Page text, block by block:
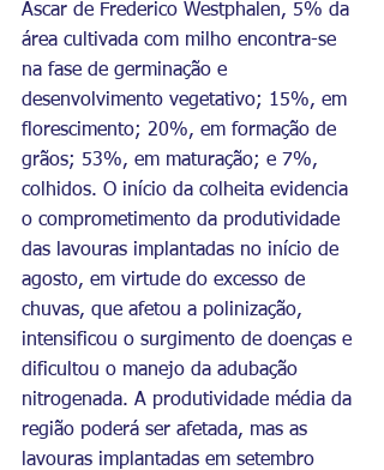
Ascar de Frederico Westphalen, 5% da
área cultivada com milho encontra-se
na fase de germinação e
desenvolvimento vegetativo; 15%, em
florescimento; 20%, em formação de
grãos; 53%, em maturação; e 7%,
colhidos. O início da colheita evidencia
o comprometimento da produtividade
das lavouras implantadas no início de
agosto, em virtude do excesso de
chuvas, que afetou a polinização,
intensificou o surgimento de doenças e
dificultou o manejo da adubação
nitrogenada. A produtividade média da
região poderá ser afetada, mas as
lavouras implantadas em setembro